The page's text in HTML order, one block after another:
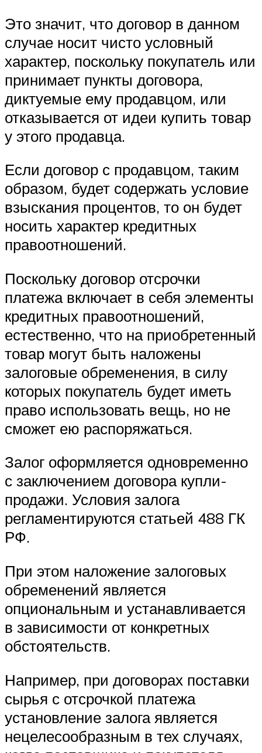
Это значит, что договор в данном
случае носит чисто условный
характер, поскольку покупатель или
принимает пункты договора,
диктуемые ему продавцом, или
отказывается от идеи купить товар
у этого продавца.
Если договор с продавцом, таким
образом, будет содержать условие
взыскания процентов, то он будет
носить характер кредитных
правоотношений.
Поскольку договор отсрочки
платежа включает в себя элементы
кредитных правоотношений,
естественно, что на приобретенный
товар могут быть наложены
залоговые обременения, в силу
которых покупатель будет иметь
право использовать вещь, но не
сможет ею распоряжаться.
Залог оформляется одновременно
с заключением договора купли-
продажи. Условия залога
регламентируются статьей 488 ГК
РФ.
При этом наложение залоговых
обременений является
опциональным и устанавливается
в зависимости от конкретных
обстоятельств.
Например, при договорах поставки
сырья с отсрочкой платежа
установление залога является
нецелесообразным в тех случаях,